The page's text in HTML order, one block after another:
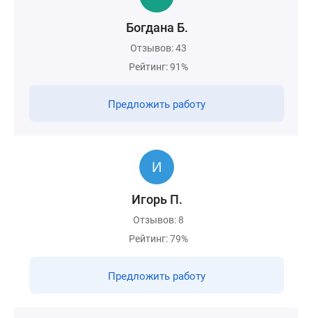
Богдана Б.
Отзывов: 43
Рейтинг: 91%
Предложить работу
Игорь П.
Отзывов: 8
Рейтинг: 79%
Предложить работу